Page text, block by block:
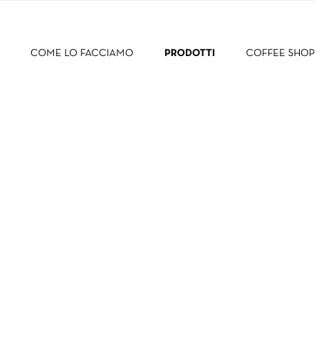
COME LO FACCIAMO PRODOTTI COFFEE SHOP